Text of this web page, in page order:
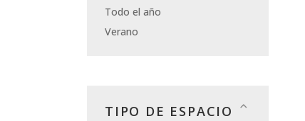
Todo el año
Verano
TIPO DE ESPACIO